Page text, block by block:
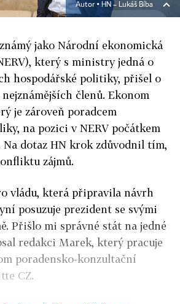
Autor ▪ HN – Lukáš Bíba
jako Národní ekonomická
který s ministry jedná o
hospodářské politiky, přišel o
členů. Ekonom
je zároveň poradcem
na pozici v NERV počátkem
dotaz HN krok zdůvodnil tím,
zájmů.
vládu, která připravila návrh
posuzuje prezident se svými
Přišlo mi správné stát na jedné
redakci Marek, který pracuje
poradensko-konzultační
CZ.